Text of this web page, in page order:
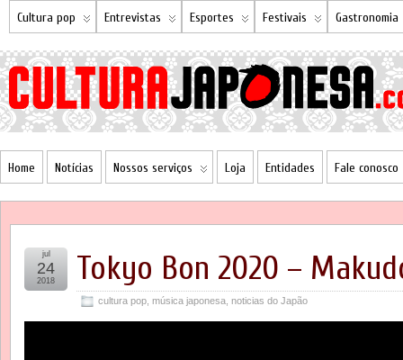
Cultura pop Entrevistas Esportes Festivais Gastronomia
Home Notícias Nossos serviços Loja Entidades Fale conosco
Tokyo Bon 2020 –
cultura pop música japonesa noticias do Japão
jul
24
2018